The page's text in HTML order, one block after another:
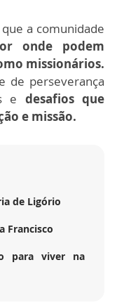
a comunidade
onde podem
missionários.
de perseverança
e desafios que
e missão.
de Ligório
Francisco
para viver na